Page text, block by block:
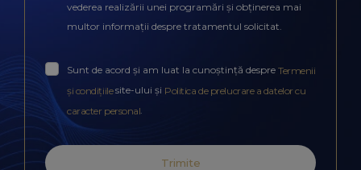
vederea realizării unei programări și obținerea mai
multor informații despre tratamentul solicitat.
Sunt de acord și am luat la cunoștință despre Termenii
și condițiilesite-ului și Politica de prelucrare a datelor cu
caracter personal
Trimite